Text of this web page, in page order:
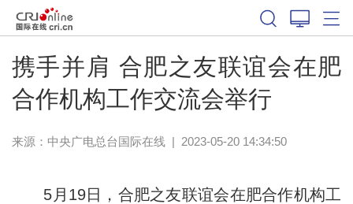
携手并肩 合肥之友联谊会在肥
合作机构工作交流会举行
来源：中央广电总台国际在线| 2023-05-20 14:34:50
5月19日，合肥之友联谊会在肥合作机构工